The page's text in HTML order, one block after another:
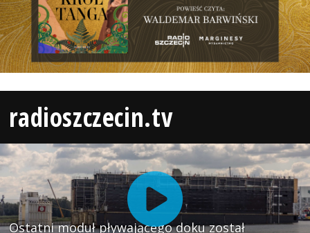
radioszczecin.tv
Ostatni moduł pływającego doku został